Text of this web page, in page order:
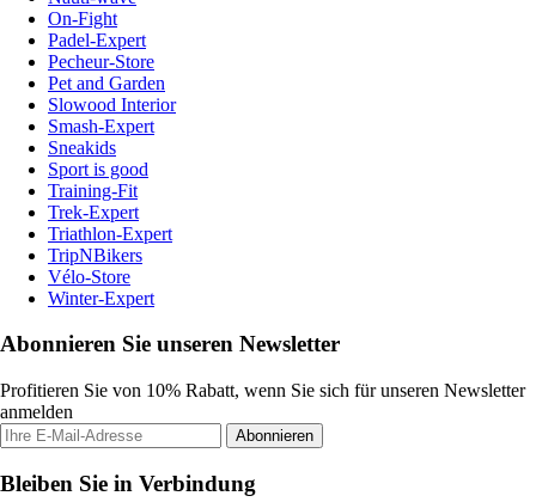
On-Fight
Padel-Expert
Pecheur-Store
Pet and Garden
Slowood Interior
Smash-Expert
Sneakids
Sport is good
Training-Fit
Trek-Expert
Triathlon-Expert
TripNBikers
Vélo-Store
Winter-Expert
Abonnieren Sie unseren Newsletter
Profitieren Sie von 10% Rabatt, wenn Sie sich für unseren Newsletter
anmelden
Abonnieren
Bleiben Sie in Verbindung